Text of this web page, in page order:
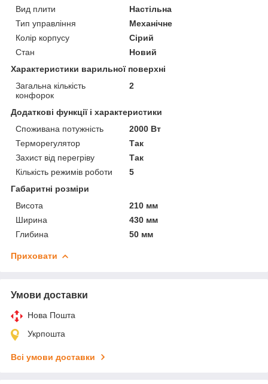
Вид плити
Настільна
Тип управління
Механічне
Колір корпусу
Сірий
Стан
Новий
Характеристики варильної поверхні
Загальна кількість
конфорок
2
Додаткові функції і характеристики
Споживана потужність
2000 Вт
Терморегулятор
Так
Захист від перегріву
Так
Кількість режимів роботи
5
Габаритні розміри
Висота
210 мм
Ширина
430 мм
Глибина
50 мм
Приховати
Умови доставки
Нова Пошта
Укрпошта
Всі умови доставки